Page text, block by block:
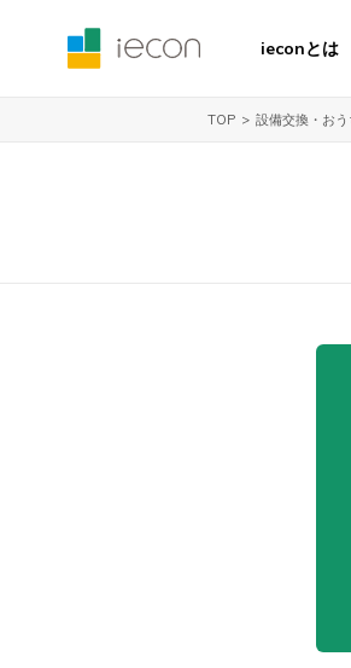
ieconとは
TOP 設備交換・お